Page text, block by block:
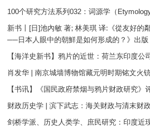
100个研究方法系列032：词源学（Etymology
新书丨[日]池內敏 著; 林美琪 译:《從友好的
──日本人眼中的朝鮮是如何形成的？》出版
【海洋史新书】鸦片的近世：荷兰东印度公
肖发华 | 南京城墙博物馆藏元明时期铭文火
【书讯】《国民政府禁烟与鸦片财政研究》
财政历史学 | 滨下武志：海关财政与清末财
剑桥学派、历史人类学、庶民研究：印度近